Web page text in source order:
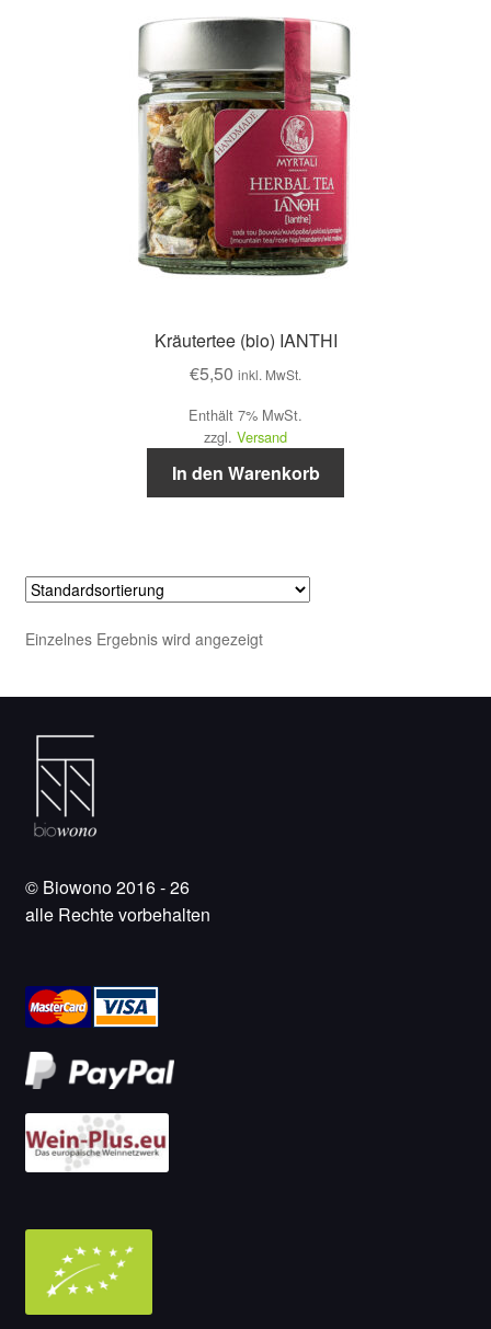
Kräutertee (bio) IANTHI
€5,50 inkl. MwSt.
Enthält 7% MwSt.
zzgl. Versand
In den Warenkorb
Einzelnes Ergebnis wird angezeigt
© Biowono 2016 - 26
alle Rechte vorbehalten